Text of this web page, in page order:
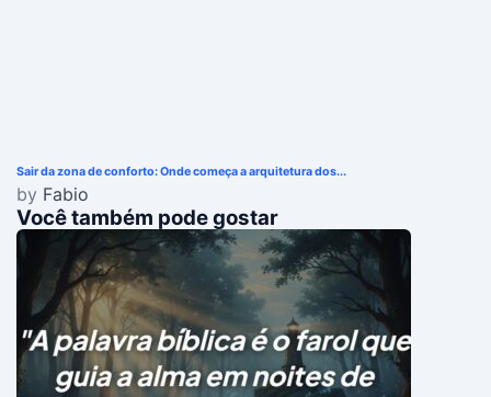
Sair da zona de conforto: Onde começa a arquitetura dos...
by Fabio
Você também pode gostar